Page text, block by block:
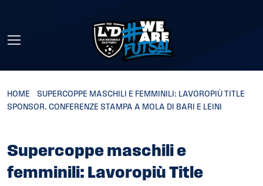
HOME
SUPERCOPPE MASCHILI E FEMMINILI: LAVOROPIÙ TITLE
SPONSOR. CONFERENZE STAMPA A MOLA DI BARI E LEINI
Supercoppe maschili e
femminili: Lavoropiù Title